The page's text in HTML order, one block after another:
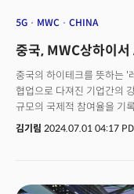
5G MWC CHINA
중국, MWC상하이
중국의 하이테크를 뜻하는 '
협업으로 다져진 기업간의
규모의 국제적 참여율을 기
막을 내렸다. MWC상하이
외 차이나 모바일, 차이나
김기림 2024.07.01 04:17